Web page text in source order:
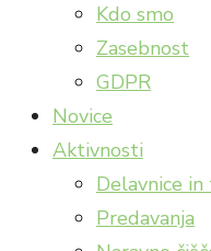
Kdo smo
Zasebnost
GDPR
Novice
Aktivnosti
Delavnice in
Predavanja